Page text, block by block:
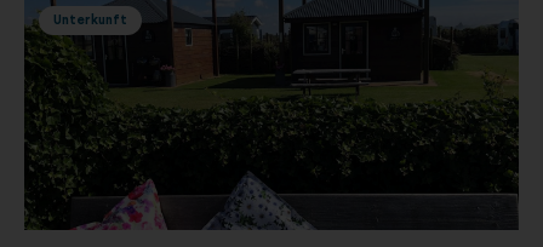
Unterkunft